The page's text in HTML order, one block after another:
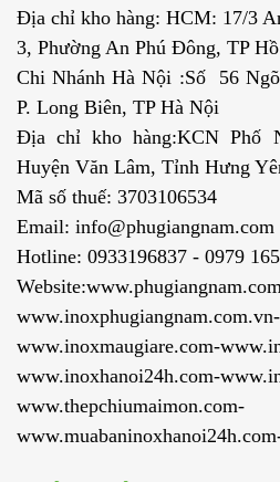
Địa chỉ kho hàng: HCM: 17/3
3, Phường An Phú Đông, TP
Chi Nhánh Hà Nội :Số 56
P. Long Biên, TP Hà Nội
Địa chỉ kho hàng:KCN Phố
Huyện Văn Lâm, Tỉnh Hưng
Mã số thuế: 3703106534
Email: info@phugiangnam.com
Hotline: 0933196837 - 0979
www.inoxphugiangnam.com.vn-
www.inoxmaugiare.com-
www.inoxhanoi24h.com-
www.thepchiumaimon.com-